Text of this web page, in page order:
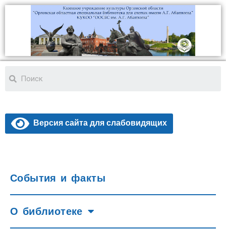
Версия сайта для слабовидящих
События и факты
О библиотеке